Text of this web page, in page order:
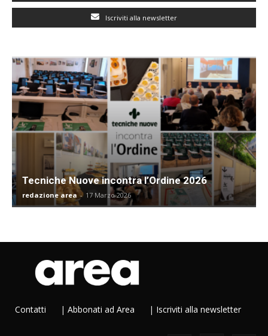
Iscriviti alla newsletter
Tecniche Nuove incontra l’Ordine 2026
redazione area - 17 Marzo 2026
Contatti | Abbonati ad Area | Iscriviti alla newsletter